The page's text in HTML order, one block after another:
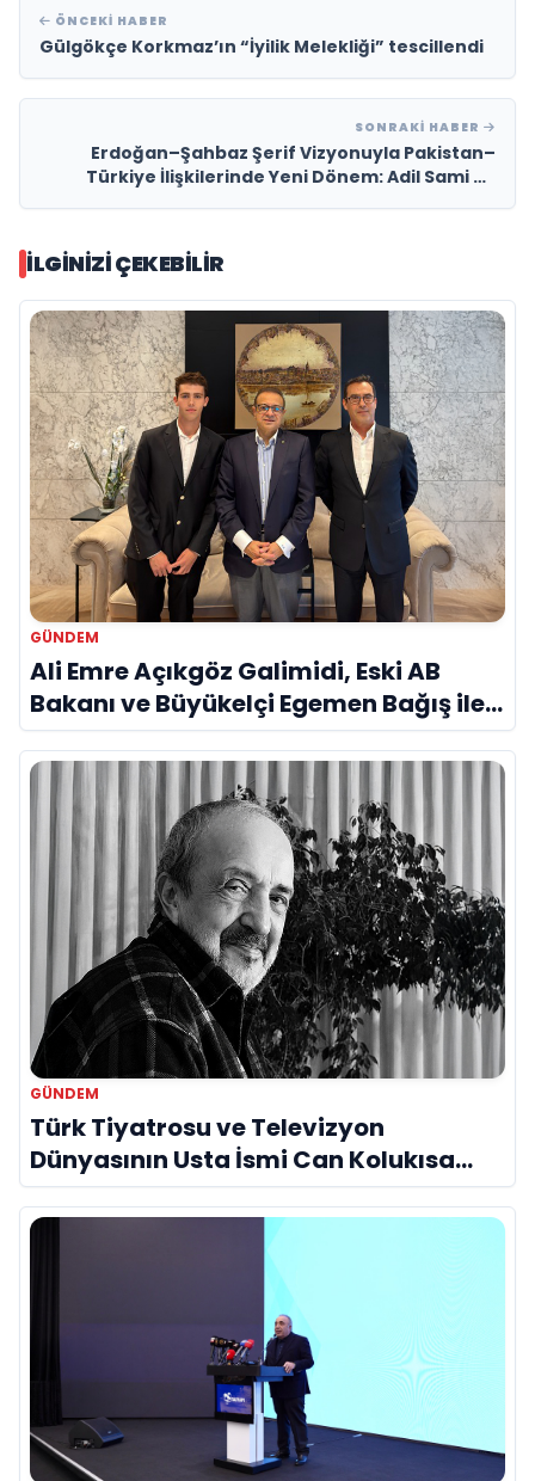
ÖNCEKI HABER
Gülgökçe Korkmaz’ın “İyilik Melekliği” tescillendi
SONRAKI HABER
Erdoğan–Şahbaz Şerif Vizyonuyla Pakistan–
Türkiye İlişkilerinde Yeni Dönem: Adil Sami ve
İLGINIZI ÇEKEBILIR
GÜNDEM
Ali Emre Açıkgöz Galimidi, Eski AB
Bakanı ve Büyükelçi Egemen Bağış ile
Bir Araya Geldi
GÜNDEM
Türk Tiyatrosu ve Televizyon
Dünyasının Usta İsmi Can Kolukısa
Hayatını Kaybetti